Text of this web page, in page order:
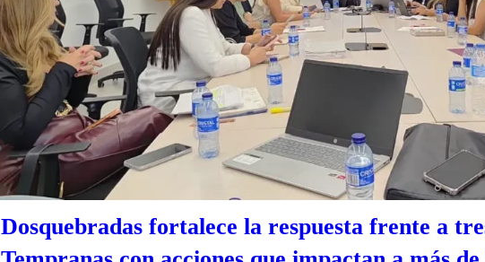
Dosquebradas fortalece la respuesta frente a